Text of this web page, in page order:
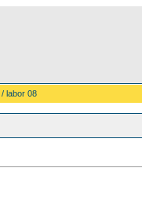
/ labor 08